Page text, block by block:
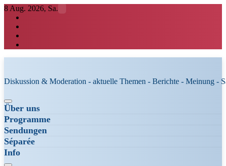
Zum
Inhalt
springen
8 Aug. 2026, Sa.
Diskussion & Moderation - aktuelle Themen - Berichte - Meinung -
Über uns
Programme
Sendungen
Séparée
Info